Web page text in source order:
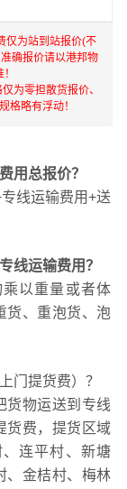
仅为站到站报价(不
确报价请以港邦物
为零担散货报价、
格略有浮动！
用总报价？
线运输费用+送
线运输费用？
以重量或者体
货、重泡货、泡
门提货费）？
货物运送到专线
货费，提货区域
连平村、新塘
、金桔村、梅林